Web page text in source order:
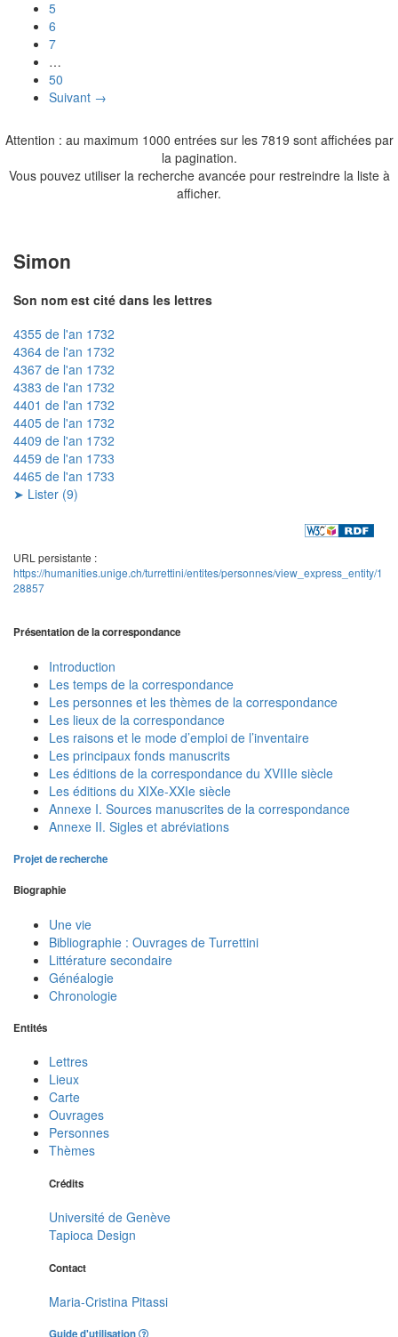
5
6
7
…
50
Suivant →
Attention : au maximum 1000 entrées sur les 7819 sont affichées par
la pagination.
Vous pouvez utiliser la recherche avancée pour restreindre la liste à
afficher.
Simon
Son nom est cité dans les lettres
4355 de l'an 1732
4364 de l'an 1732
4367 de l'an 1732
4383 de l'an 1732
4401 de l'an 1732
4405 de l'an 1732
4409 de l'an 1732
4459 de l'an 1733
4465 de l'an 1733
➤ Lister (9)
URL persistante :
https://humanities.unige.ch/turrettini/entites/personnes/view_express_entity/1
28857
Présentation de la correspondance
Introduction
Les temps de la correspondance
Les personnes et les thèmes de la correspondance
Les lieux de la correspondance
Les raisons et le mode d’emploi de l’inventaire
Les principaux fonds manuscrits
Les éditions de la correspondance du XVIIIe siècle
Les éditions du XIXe-XXIe siècle
Annexe I. Sources manuscrites de la correspondance
Annexe II. Sigles et abréviations
Projet de recherche
Biographie
Une vie
Bibliographie : Ouvrages de Turrettini
Littérature secondaire
Généalogie
Chronologie
Entités
Lettres
Lieux
Carte
Ouvrages
Personnes
Thèmes
Crédits
Université de Genève
Tapioca Design
Contact
Maria-Cristina Pitassi